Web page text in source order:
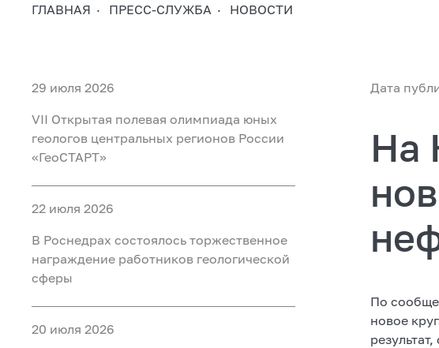
ГЛАВНАЯ ПРЕСС-СЛУЖБА НОВОСТИ
29 июля 2026
VII Открытая полевая олимпиада юных
геологов центральных регионов России
«ГеоСТАРТ»
22 июля 2026
В Роснедрах состоялось торжественное
награждение работников геологической
сферы
20 июля 2026
Дата
На
По
новое